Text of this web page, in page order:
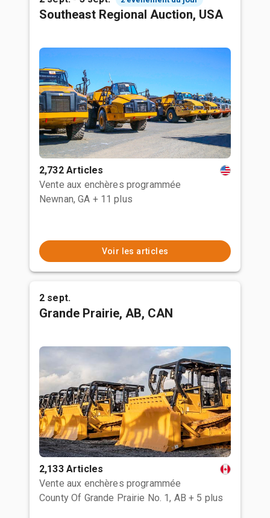
Southeast Regional Auction, USA
2,732 Articles
Vente aux enchères programmée
Newnan, GA + 11 plus
Voir les articles
2 sept.
Grande Prairie, AB, CAN
2,133 Articles
Vente aux enchères programmée
County Of Grande Prairie No. 1, AB + 5 plus